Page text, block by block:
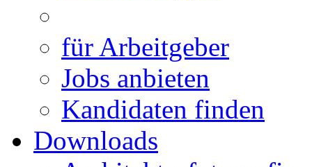
für Arbeitgeber
Jobs anbieten
Kandidaten finden
Downloads